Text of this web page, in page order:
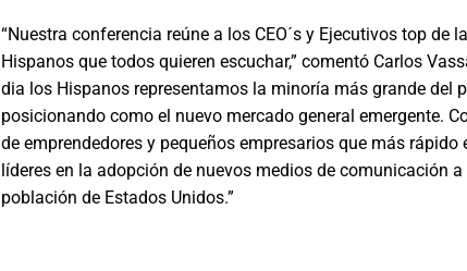
“Nuestra conferencia reúne a los CEO´s y Ejecutivos top
Hispanos que todos quieren escuchar,” comentó Carlos
dia los Hispanos representamos la minoría más grande del
posicionando como el nuevo mercado general emergente.
de emprendedores y pequeños empresarios que más
líderes en la adopción de nuevos medios de comunicación
población de Estados Unidos.”